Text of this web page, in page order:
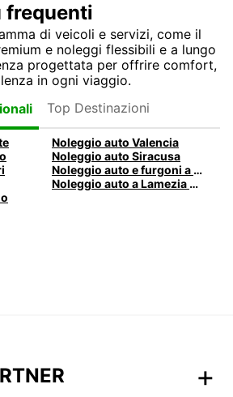
frequenti
di veicoli e servizi, come il
e noleggi flessibili e a lungo
progettata per offrire comfort,
in ogni viaggio.
Top Destinazioni
Noleggio auto Valencia
Noleggio auto Siracusa
Noleggio auto e furgoni a Pescara
Noleggio auto a Lamezia Terme, Italia